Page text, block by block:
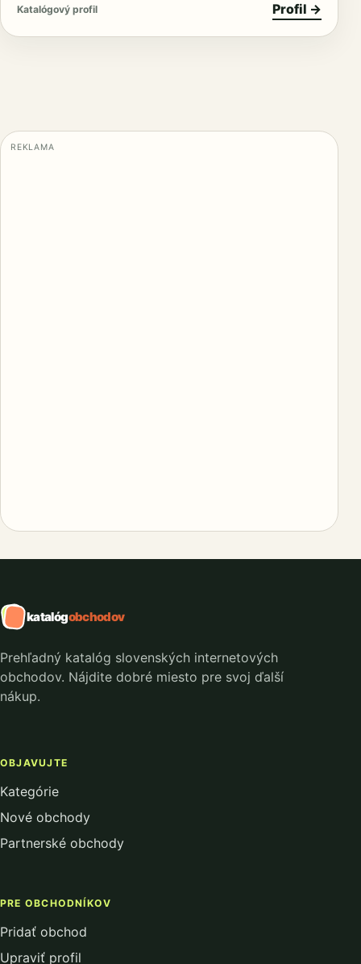
Katalógový profil Profil →
REKLAMA
katalógobchodov
Prehľadný katalóg slovenských internetových
obchodov. Nájdite dobré miesto pre svoj ďalší
nákup.
OBJAVUJTE
Kategórie
Nové obchody
Partnerské obchody
PRE OBCHODNÍKOV
Pridať obchod
Upraviť profil